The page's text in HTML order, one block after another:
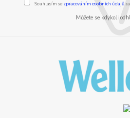
Souhlasím se zpracováním osobních údajůza
Můžete se kdykoli